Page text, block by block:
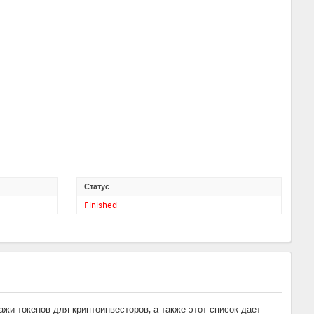
Статус
Finished
для криптоинвесторов, а также этот список дает